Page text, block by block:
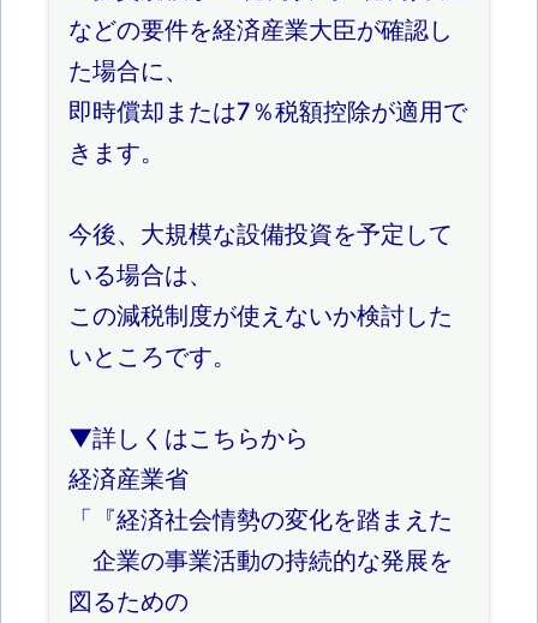
などの要件を経済産業大臣が確認し
た場合に、
即時償却または7％税額控除が適用で
きます。
今後、大規模な設備投資を予定して
いる場合は、
この減税制度が使えないか検討した
いところです。
▼詳しくはこちらから
経済産業省
「『経済社会情勢の変化を踏まえた
企業の事業活動の持続的な発展を
図るための